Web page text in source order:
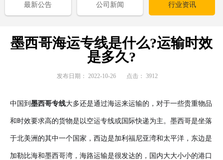
最新公告 公司新闻 行业资讯
墨西哥海运专线是什么?运输时效
是多久?
发布日期： 2022-10-26 点击： 3912
中国到 墨西哥专线大多还是通过海运来运输的，对于一些贵重物品
和时效要求高的货物是以空运专线或国际快递为主。墨西哥是坐落
于北美洲的其中一个国家，西边是加利福尼亚湾和太平洋，东边是
加勒比海和墨西哥湾，海路运输是很发达的，国内大大小小的港口